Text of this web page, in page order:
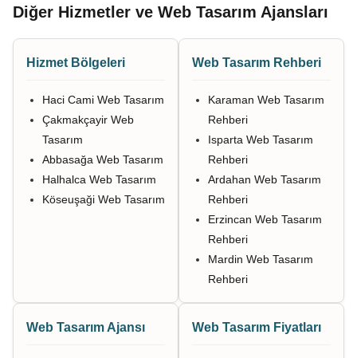
Diğer Hizmetler ve Web Tasarım Ajansları
Hizmet Bölgeleri
Haci Cami Web Tasarım
Çakmakçayir Web
Tasarım
Abbasağa Web Tasarım
Halhalca Web Tasarım
Köseuşaği Web Tasarım
Web Tasarım Rehberi
Karaman Web Tasarım
Rehberi
Isparta Web Tasarım
Rehberi
Ardahan Web Tasarım
Rehberi
Erzincan Web Tasarım
Rehberi
Mardin Web Tasarım
Rehberi
Web Tasarım Ajansı Web Tasarım Fiyatları